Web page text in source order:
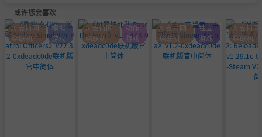
或许您会喜欢
A-支持网
络联机
模拟
游戏
A-支持网
络联机
动作
游戏
A-支持网
络联机
独立
游戏
A-支持网
络联机